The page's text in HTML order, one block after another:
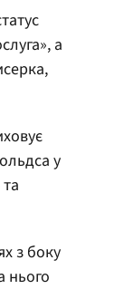
а
у
з боку
нього